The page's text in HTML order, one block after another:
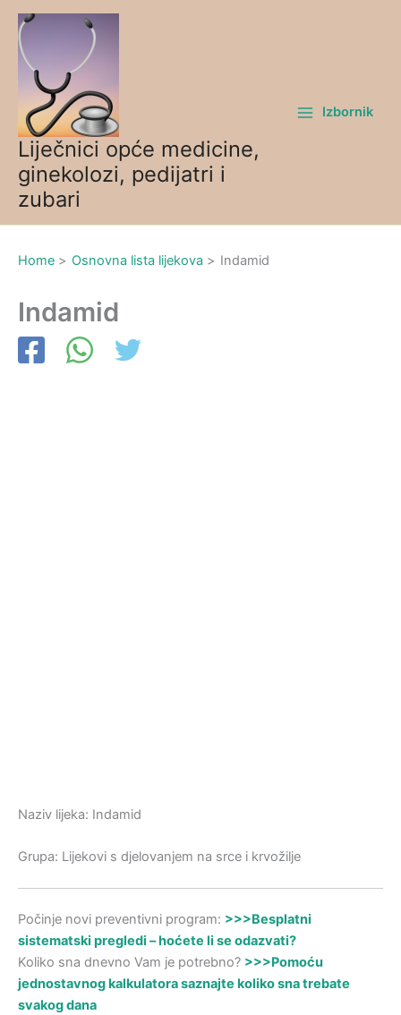
Skip
content
Liječnici opće medicine,
ginekolozi, pedijatri i
zubari
Izbornik
Home Osnovna lista lijekova Indamid
Indamid
Naziv lijeka: Indamid
Grupa: Lijekovi s djelovanjem na srce i krvožilje
Počinje novi preventivni program: >>>Besplatni
sistematski pregledi – hoćete li se odazvati?
Koliko sna dnevno Vam je potrebno? >>>Pomoću
jednostavnog kalkulatora saznajte koliko sna trebate
svakog dana